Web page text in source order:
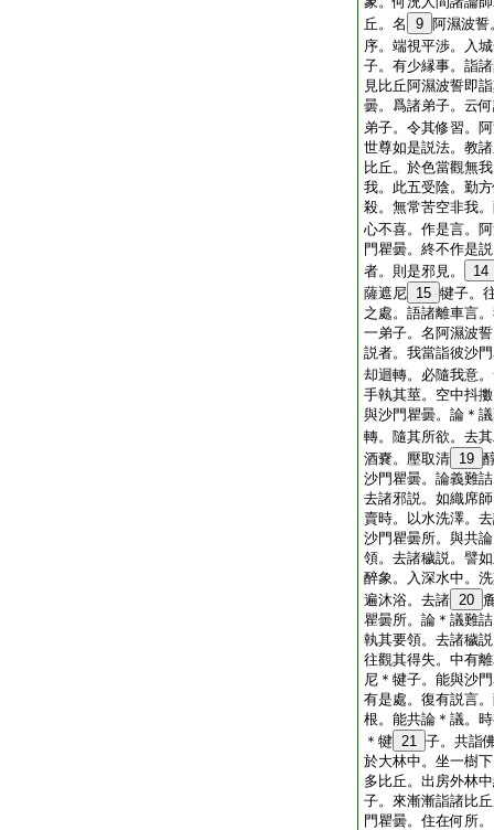
丘。名
9 阿濕波
序。端視平渉。入
子。有少縁事。詣
見比丘阿濕波誓即
曇。爲諸弟子。云
弟子。令其修習。
世尊如是説法。教
比丘。於色當觀無
我。此五受陰。勤
殺。無常苦空非我
心不喜。作是言。
門瞿曇。終不作是
者。則是邪見。
14
薩遮尼 15 犍子。
之處。語諸離車言
一弟子。名阿濕波
説者。我當詣彼沙
却迴轉。必隨我意
手執其莖。空中抖
與沙門瞿曇。論＊
轉。隨其所欲。去
酒嚢。壓取清 19
沙門瞿曇。論義難
去諸邪説。如織席
賣時。以水洗澤。
沙門瞿曇所。與共
領。去諸穢説。譬
醉象。入深水中。
遍沐浴。去諸 20
瞿曇所。論＊議難
執其要領。去諸穢
往觀其得失。中有
尼＊犍子。能與沙
有是處。復有説言
根。能共論＊議。
＊犍 21 子。共詣
於大林中。坐一樹
多比丘。出房外林
子。來漸漸詣諸比
門瞿曇。住在何所